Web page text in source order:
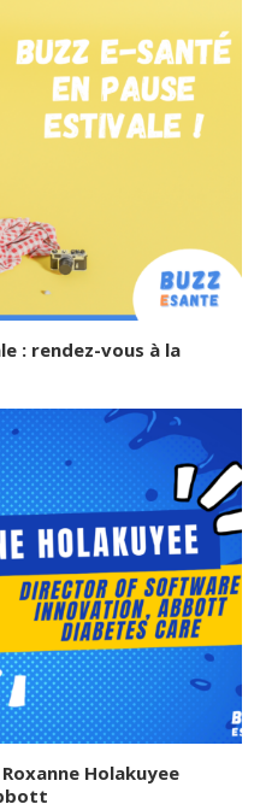
: rendez-vous à la
Holakuyee